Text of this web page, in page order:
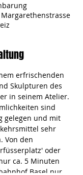
erfrischenden
Skulpturen des
in seinem Atelier.
sind
gelegen und mit
sehr
Von den
oder
ca. 5 Minuten
Basel nur